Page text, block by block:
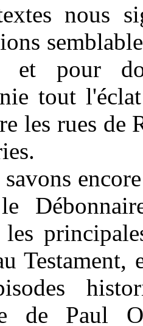
nous
et pour
tout
les rues de
savons
Testament,
de Paul